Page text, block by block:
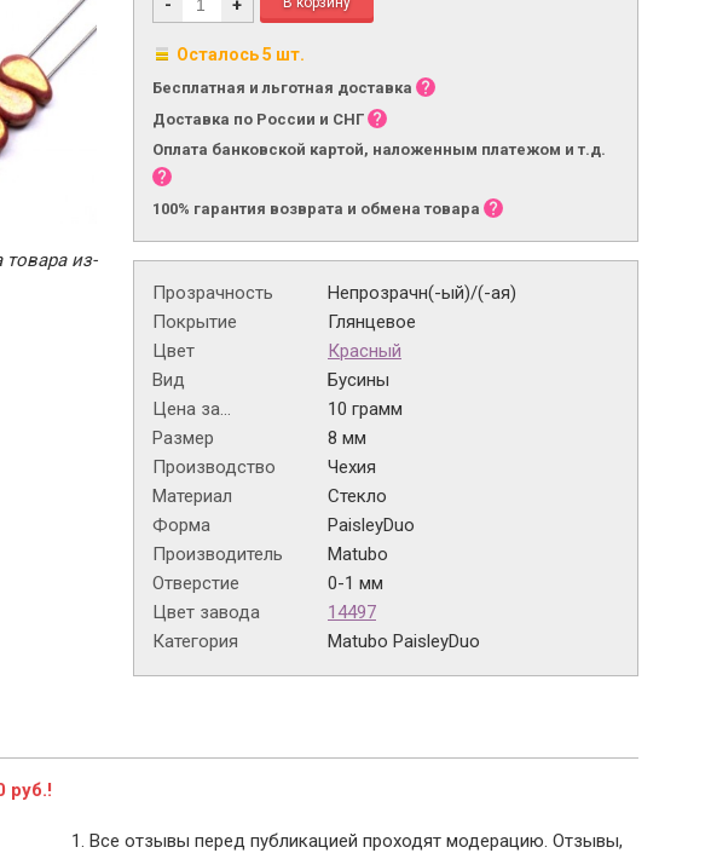
товара из-
- +
Осталось 5 шт.
Бесплатная и льготная доставка
Доставка по России и СНГ
Оплата банковской картой, наложенным платежом и т.д.
100% гарантия возврата и обмена товара
Прозрачность
Непрозрачн(-ый)/(-ая)
Покрытие
Глянцевое
Цвет
Красный
Вид
Бусины
Цена за...
10 грамм
Размер
8 мм
Производство
Чехия
Материал
Стекло
Форма
PaisleyDuo
Производитель
Matubo
Отверстие
0-1 мм
Цвет завода
14497
Категория
Matubo PaisleyDuo
руб.!
1. Все отзывы перед публикацией проходят модерацию. Отзывы,